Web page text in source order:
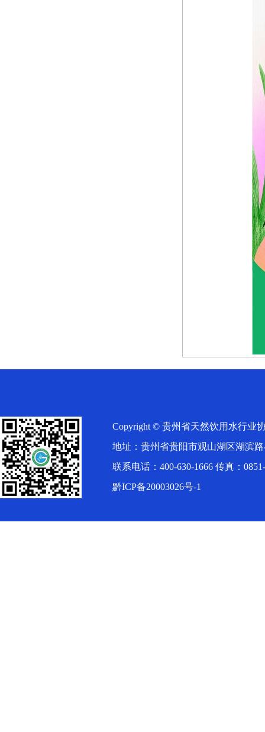
Copyright © 贵州省天然饮用水行业
地址：贵州省贵阳市观山湖区湖滨
联系电话：400-630-1666 传真：
黔ICP备20003026号-1